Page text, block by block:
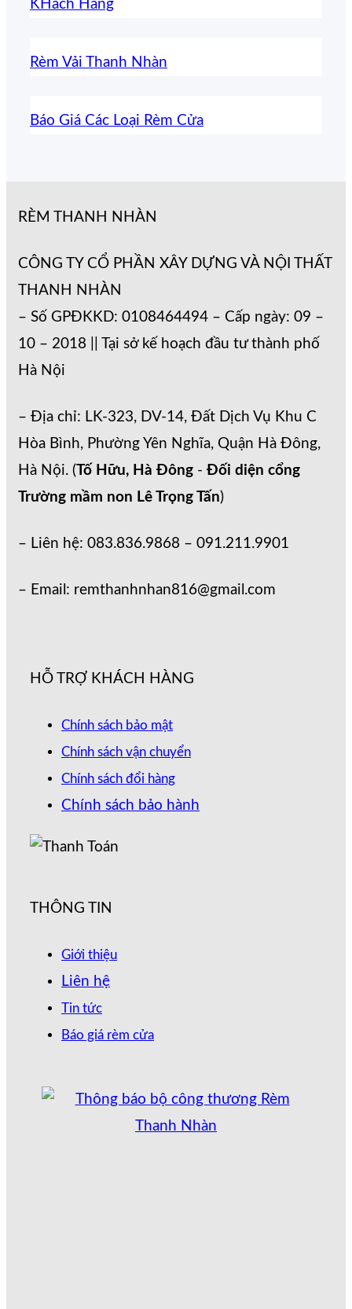
KHách Hàng
Rèm Vải Thanh Nhàn
Báo Giá Các Loại Rèm Cửa
RÈM THANH NHÀN
CÔNG TY CỔ PHẦN XÂY DỰNG VÀ NỘI THẤT
THANH NHÀN
– Số GPĐKKD: 0108464494 – Cấp ngày: 09 –
10 – 2018 || Tại sở kế hoạch đầu tư thành phố
Hà Nội
– Địa chỉ: LK-323, DV-14, Đất Dịch Vụ Khu C
Hòa Bình, Phường Yên Nghĩa, Quận Hà Đông,
Hà Nội. (Tố Hữu, Hà Đông - Đối diện cổng
Trường mầm non Lê Trọng Tấn)
– Liên hệ: 083.836.9868 – 091.211.9901
– Email: remthanhnhan816@gmail.com
HỖ TRỢ KHÁCH HÀNG
Chính sách bảo mật
Chính sách vận chuyển
Chính sách đổi hàng
Chính sách bảo hành
THÔNG TIN
Giới thiệu
Liên hệ
Tin tức
Báo giá rèm cửa